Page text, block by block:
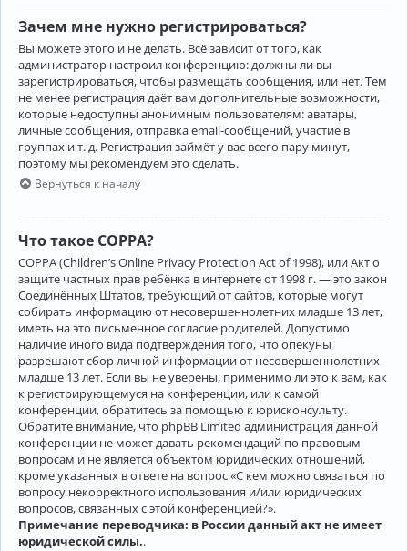
Зачем мне нужно регистрироваться?
Вы можете этого и не делать. Всё зависит от того, как
администратор настроил конференцию: должны ли вы
зарегистрироваться, чтобы размещать сообщения, или нет. Тем
не менее регистрация даёт вам дополнительные возможности,
которые недоступны анонимным пользователям: аватары,
личные сообщения, отправка email-сообщений, участие в
группах и т. д. Регистрация займёт у вас всего пару минут,
поэтому мы рекомендуем это сделать.
Вернуться к началу
Что такое COPPA?
COPPA (Children’s Online Privacy Protection Act of 1998), или Акт о
защите частных прав ребёнка в интернете от 1998 г. — это закон
Соединённых Штатов, требующий от сайтов, которые могут
собирать информацию от несовершеннолетних младше 13 лет,
иметь на это письменное согласие родителей. Допустимо
наличие иного вида подтверждения того, что опекуны
разрешают сбор личной информации от несовершеннолетних
младше 13 лет. Если вы не уверены, применимо ли это к вам, как
к регистрирующемуся на конференции, или к самой
конференции, обратитесь за помощью к юрисконсульту.
Обратите внимание, что phpBB Limited администрация данной
конференции не может давать рекомендаций по правовым
вопросам и не является объектом юридических отношений,
кроме указанных в ответе на вопрос «С кем можно связаться по
вопросу некорректного использования и/или юридических
вопросов, связанных с этой конференцией?».
Примечание переводчика: в России данный акт не имеет
юридической силы..